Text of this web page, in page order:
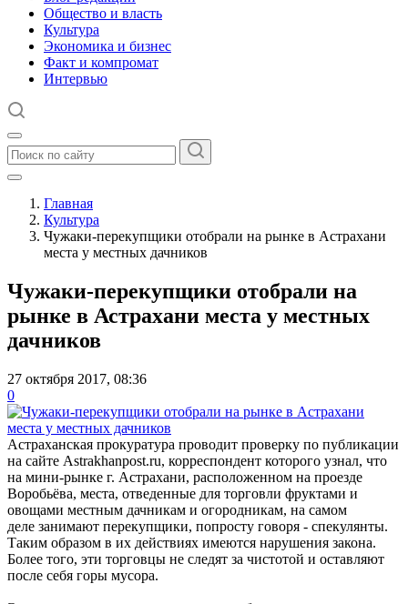
Общество и власть
Культура
Экономика и бизнес
Факт и компромат
Интервью
Главная
Культура
Чужаки-перекупщики отобрали на рынке в Астрахани
места у местных дачников
Чужаки-перекупщики отобрали на
рынке в Астрахани места у местных
дачников
27 октября 2017, 08:36
0
Астраханская прокуратура проводит проверку по публикации
на сайте Аstrakhanpost.ru, корреспондент которого узнал, что
на мини-рынке г. Астрахани, расположенном на проезде
Воробьёва, места, отведенные для торговли фруктами и
овощами местным дачникам и огородникам, на самом
деле занимают перекупщики, попросту говоря - спекулянты.
Таким образом в их действиях имеются нарушения закона.
Более того, эти торговцы не следят за чистотой и оставляют
после себя горы мусора.